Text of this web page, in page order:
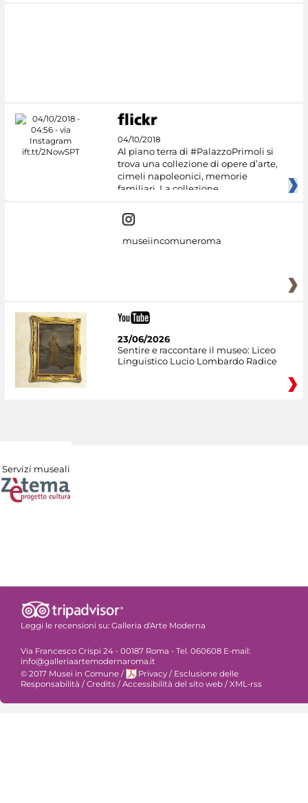
04/10/2018
Al piano terra di #PalazzoPrimoli si
trova una collezione di opere d’arte,
cimeli napoleonici, memorie
familiari. La collezione
museiincomuneroma
23/06/2026
Sentire e raccontare il museo: Liceo
Linguistico Lucio Lombardo Radice
Servizi museali
Leggi le recensioni su: Galleria d'Arte Moderna
Via Francesco Crispi 24 - 00187 Roma - Tel. 060608 E-mail:
info@galleriaartemodernaroma.it
© 2017 Musei in Comune / Privacy / Esclusione delle
Responsabilità / Credits / Accessibilità del sito web / XML-rss